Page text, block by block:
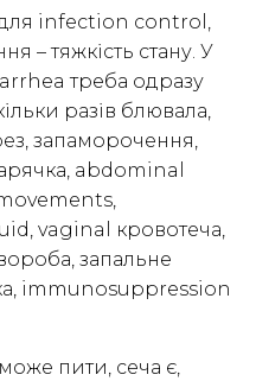
infection control,
– тяжкість стану. У
треба одразу
разів блювала,
запаморочення,
abdominal
vaginal кровотеча,
запальне
immunosuppression
пити, сеча є,